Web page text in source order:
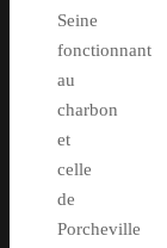
Seine
fonctionnant
au
charbon
et
celle
de
Porcheville